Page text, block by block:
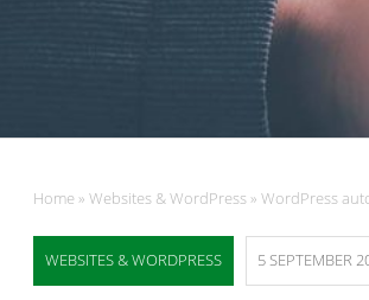
Home» Websites & WordPress» WordPress
WEBSITES & WORDPRESS 5 SEPTEMBER